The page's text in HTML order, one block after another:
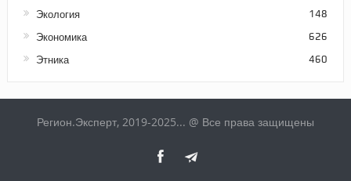
Экология 148
Экономика 626
Этника 460
Регион.Эксперт, 2019-2025... @ Все права защищены